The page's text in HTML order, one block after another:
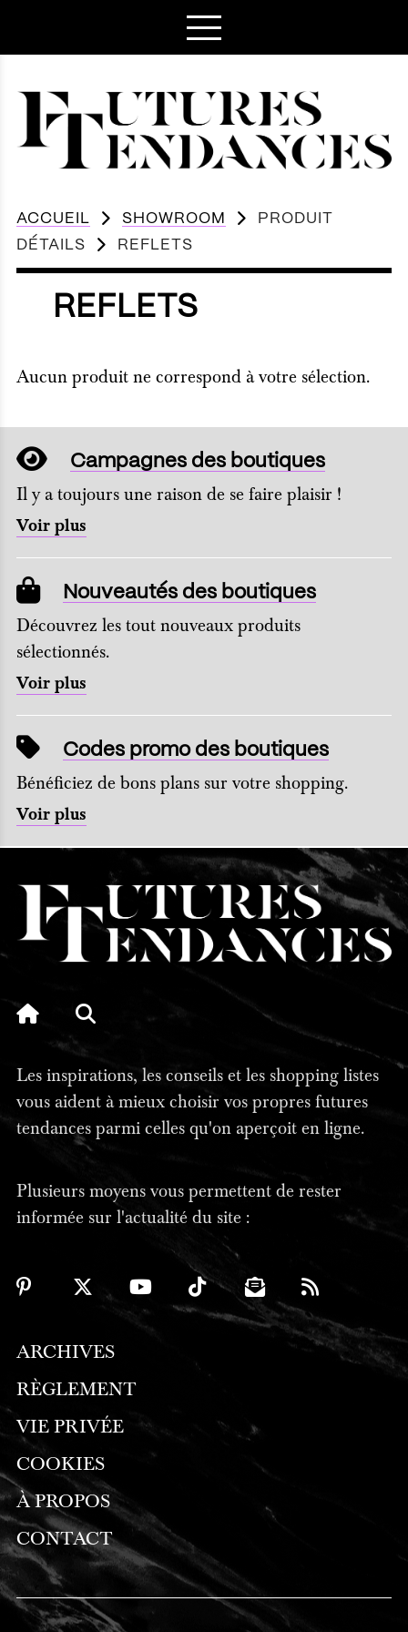
ACCUEIL SHOWROOM
PRODUIT
DÉTAILS
REFLETS
REFLETS
Aucun produit ne correspond à votre sélection.
Campagnes des boutiques
Il y a toujours une raison de se faire plaisir !
Voir plus
Nouveautés des boutiques
Découvrez les tout nouveaux produits
sélectionnés.
Voir plus
Codes promo des boutiques
Bénéficiez de bons plans sur votre shopping.
Voir plus
Les inspirations, les conseils et les shopping listes
vous aident à mieux choisir vos propres futures
tendances parmi celles qu'on aperçoit en ligne.
Plusieurs moyens vous permettent de rester
informée sur l'actualité du site :
ARCHIVES
RÈGLEMENT
VIE PRIVÉE
COOKIES
À PROPOS
CONTACT